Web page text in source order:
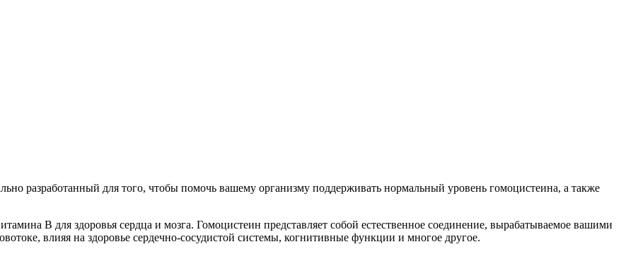
разработанный для того, чтобы помочь вашему организму поддерживать нормальный уровень гомоцистеина, а также
B для здоровья сердца и мозга. Гомоцистеин представляет собой естественное соединение, вырабатываемое вашими
влияя на здоровье сердечно-сосудистой системы, когнитивные функции и многое другое.